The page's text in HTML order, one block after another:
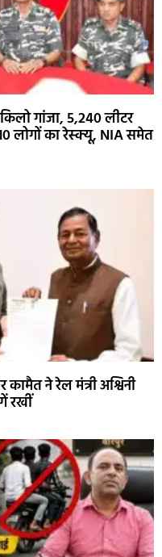
गांजा, 5,240 लीटर
लोगों का रेस्क्यू, NIA समेत
ने रेल मंत्री अश्विनी
रखीं